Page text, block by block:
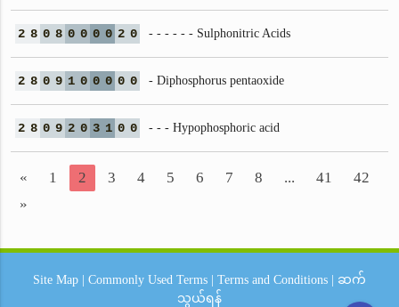
2 8 0 8 0 0 0 0 2 0 - - - - - - Sulphonitric Acids
2 8 0 9 1 0 0 0 0 0 - Diphosphorus pentaoxide
2 8 0 9 2 0 3 1 0 0 - - - Hypophosphoric acid
« 1 2 3 4 5 6 7 8 ... 41
42
»
Site Map Commonly Used Terms Terms and Conditions
ဆက်
သွယ်ရန်